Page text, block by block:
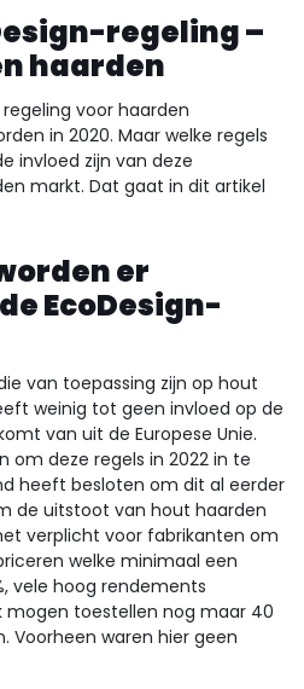
regeling –
haarden
voor haarden
in 2020. Maar welke regels
invloed zijn van deze
markt. Dat gaat in dit artikel
er
EcoDesign-
van toepassing zijn op hout
weinig tot geen invloed op de
van uit de Europese Unie.
om deze regels in 2022 in te
heeft besloten om dit al eerder
de uitstoot van hout haarden
verplicht voor fabrikanten om
welke minimaal een
vele hoog rendements
mogen toestellen nog maar 40
waren hier geen